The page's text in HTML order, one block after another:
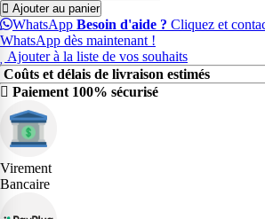
Ajouter au panier
WhatsApp Besoin d'aide ? Cliquez et
WhatsApp dès maintenant !
Ajouter à la liste de vos souhaits
Coûts et délais de livraison estimés
Paiement 100% sécurisé
Virement
Bancaire